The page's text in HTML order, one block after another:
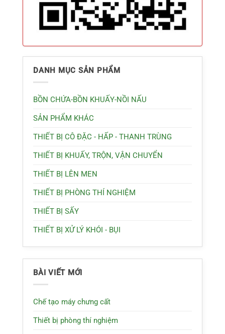
DANH MỤC SẢN PHẨM
BỒN CHỨA-BỒN KHUẤY-NỒI NẤU
SẢN PHẨM KHÁC
THIẾT BỊ CÔ ĐẶC - HẤP - THANH TRÙNG
THIẾT BỊ KHUẤY, TRỘN, VẬN CHUYỂN
THIẾT BỊ LÊN MEN
THIẾT BỊ PHÒNG THÍ NGHIỆM
THIẾT BỊ SẤY
THIẾT BỊ XỬ LÝ KHÓI - BỤI
BÀI VIẾT MỚI
Chế tạo máy chưng cất
Thiết bị phòng thí nghiệm